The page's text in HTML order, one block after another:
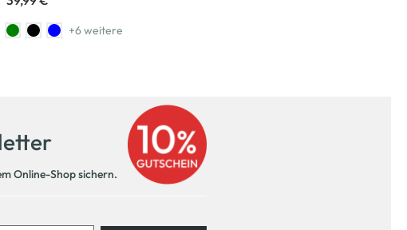
+6 weitere
Online-Shop sichern.